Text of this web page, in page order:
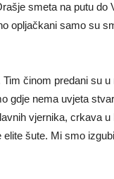
smeta na putu do
opljačkani samo su
činom predani su
gdje nema uvjeta
vjernika, crkava
šute. Mi smo